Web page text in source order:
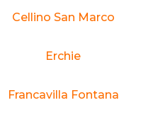
Cellino San Marco
Erchie
Francavilla Fontana